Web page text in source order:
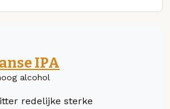
IPA
alcohol
redelijke sterke